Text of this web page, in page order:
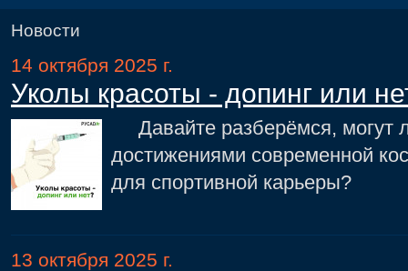
Новости
14 октября 2025 г.
Уколы красоты - допинг или
Давайте разберёмся, могут
достижениями современной
для спортивной карьеры?
13 октября 2025 г.